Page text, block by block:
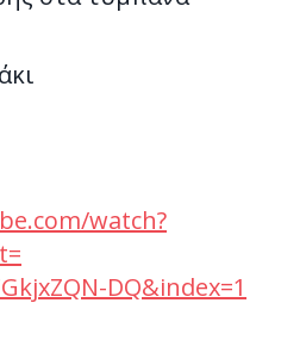
watch?
DQ&index=1